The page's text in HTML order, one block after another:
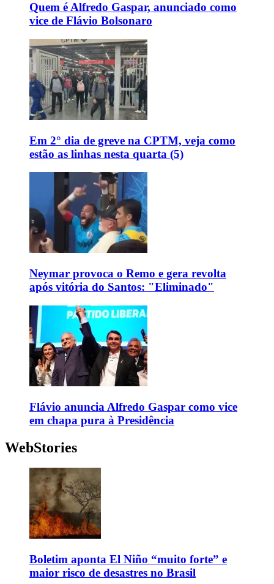
Quem é Alfredo Gaspar, anunciado como
vice de Flávio Bolsonaro
Em 2° dia de greve na CPTM, veja como
estão as linhas nesta quarta (5)
Neymar provoca o Remo e gera revolta
após vitória do Santos: "Eliminado"
Flávio anuncia Alfredo Gaspar como vice
em chapa pura à Presidência
WebStories
Boletim aponta El Niño “muito forte” e
maior risco de desastres no Brasil